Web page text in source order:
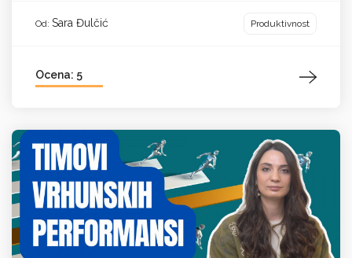
Od: Sara Đulčić Produktivnost
Ocena: 5